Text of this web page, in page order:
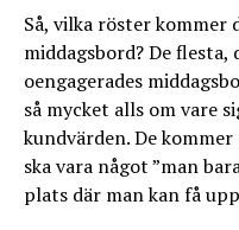
Så, vilka röster kommer
middagsbord? De
oengagerades
så mycket alls om vare
kundvärden. De
ska vara något ”man
plats där man kan få